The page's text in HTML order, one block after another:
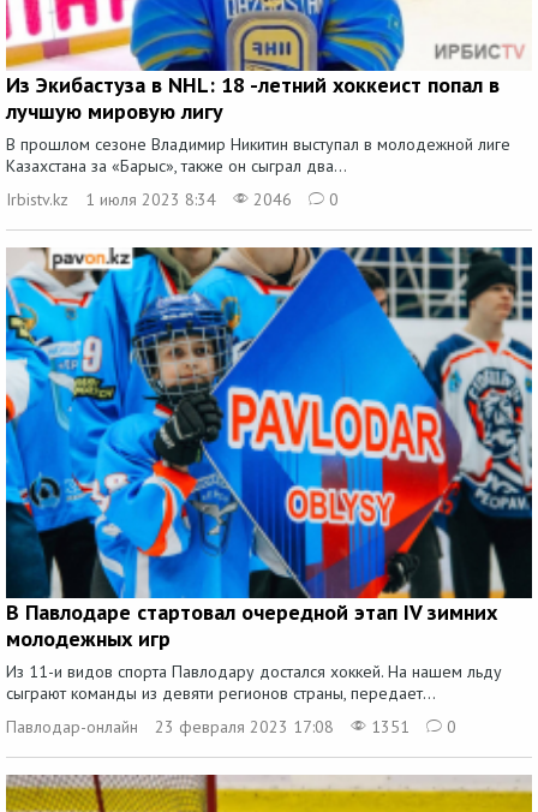
Из Экибастуза в NHL: 18 -летний хоккеист попал в
лучшую мировую лигу
В прошлом сезоне Владимир Никитин выступал в молодежной лиге
Казахстана за «Барыс», также он сыграл два...
Irbistv.kz
1 июля 2023 8:34 2046 0
В Павлодаре стартовал очередной этап IV зимних
молодежных игр
Из 11-и видов спорта Павлодару достался хоккей. На нашем льду
сыграют команды из девяти регионов страны, передает...
Павлодар-онлайн
23 февраля 2023 17:08 1351 0